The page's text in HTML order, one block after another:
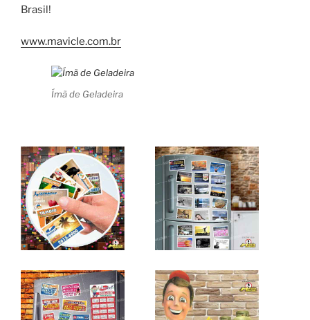
Brasil!
www.mavicle.com.br
Ímã de Geladeira